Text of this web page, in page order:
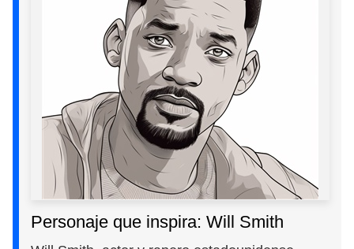
Personaje que inspira: Will Smith